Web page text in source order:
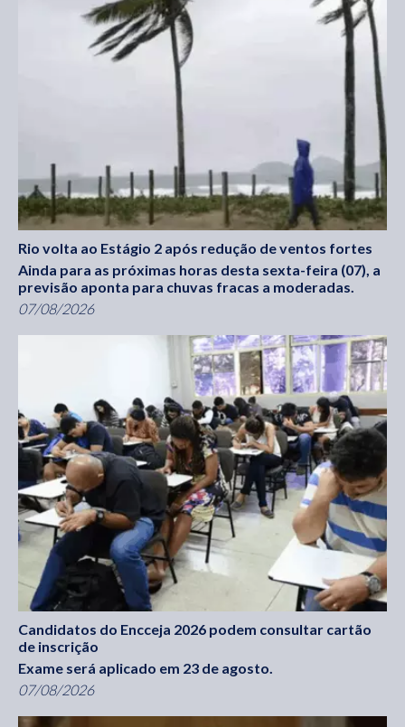
Rio volta ao Estágio 2 após redução de ventos fortes
Ainda para as próximas horas desta sexta-feira (07), a
previsão aponta para chuvas fracas a moderadas.
07/08/2026
Candidatos do Encceja 2026 podem consultar cartão
de inscrição
Exame será aplicado em 23 de agosto.
07/08/2026